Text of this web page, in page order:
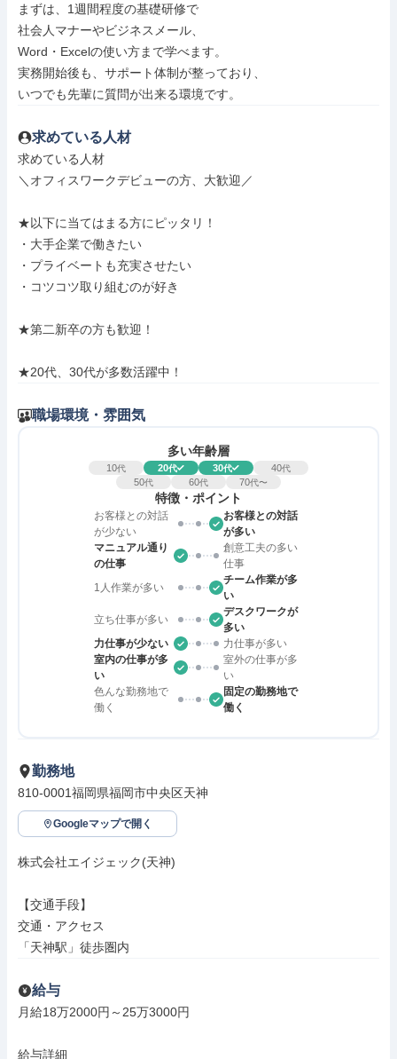
まずは、1週間程度の基礎研修で
社会人マナーやビジネスメール、
Word・Excelの使い方まで学べます。
実務開始後も、サポート体制が整っており、
いつでも先輩に質問が出来る環境です。
求めている人材
求めている人材
＼オフィスワークデビューの方、大歓迎／
★以下に当てはまる方にピッタリ！
・大手企業で働きたい
・プライベートも充実させたい
・コツコツ取り組むのが好き
★第二新卒の方も歓迎！
★20代、30代が多数活躍中！
職場環境・雰囲気
多い年齢層
10代 20代 30代 40代
50代 60代 70代〜
特徴・ポイント
お客様との対話
が少ない
お客様との対話
が多い
マニュアル通り
の仕事
創意工夫の多い
仕事
1人作業が多い
チーム作業が多
い
立ち仕事が多い
デスクワークが
多い
力仕事が少ない
力仕事が多い
室内の仕事が多
い
室外の仕事が多
い
色んな勤務地で
働く
固定の勤務地で
働く
勤務地
810-0001福岡県福岡市中央区天神
Googleマップで開く
株式会社エイジェック(天神)
【交通手段】
交通・アクセス
「天神駅」徒歩圏内
給与
月給18万2000円～25万3000円
給与詳細